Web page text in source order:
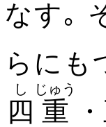
なす｡
らにも
四
し
重
じゅう
・